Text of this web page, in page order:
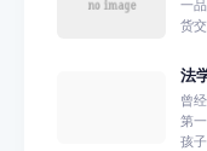
一
货
法
曾
第
孩